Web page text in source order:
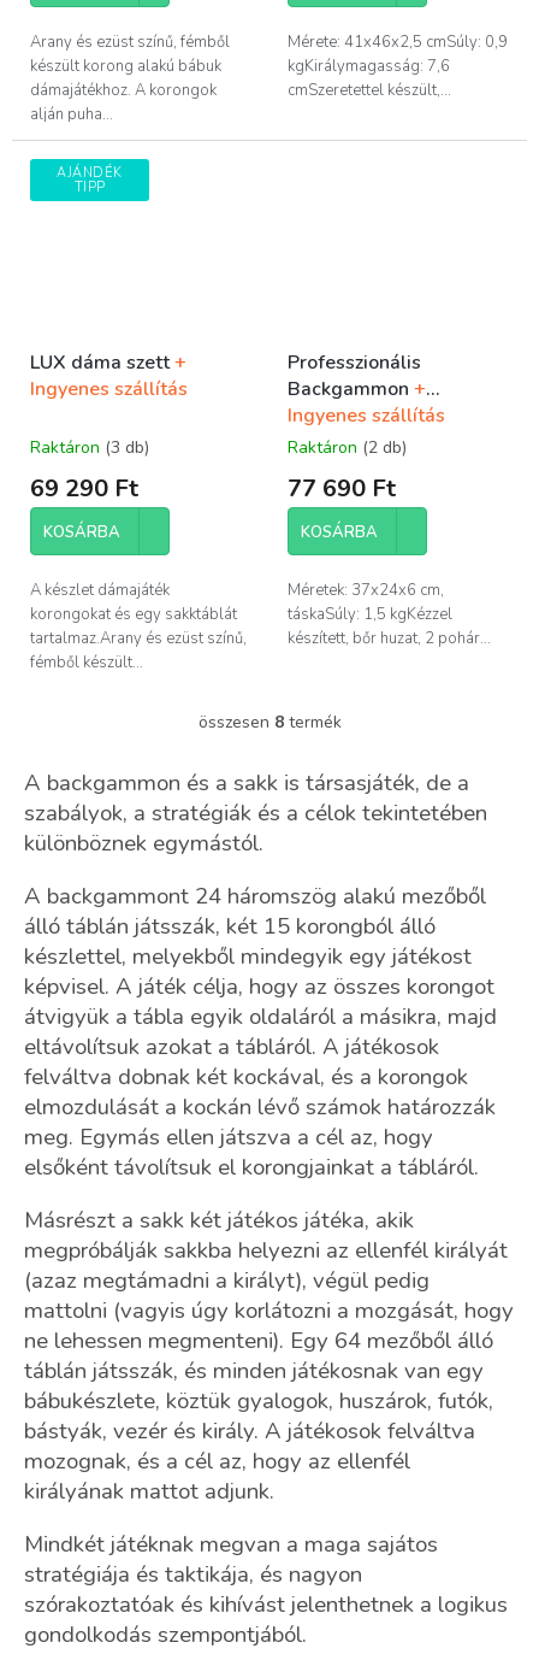
Arany és ezüst színű, fémből
készült korong alakú bábuk
dámajátékhoz. A korongok
alján puha...
Mérete: 41x46x2,5 cmSúly: 0,9
kgKirálymagasság: 7,6
cmSzeretettel készült,...
AJÁNDÉK
TIPP
LUX dáma szett+
Ingyenes szállítás
Raktáron (3 db)
69 290 Ft
KOSÁRBA
A készlet dámajáték
korongokat és egy sakktáblát
tartalmaz.Arany és ezüst színű,
fémből készült...
Professzionális
Backgammon +
Ingyenes szállítás
Raktáron (2 db)
77 690 Ft
KOSÁRBA
Méretek: 37x24x6 cm,
táskaSúly: 1,5 kgKézzel
készített, bőr huzat, 2 pohár...
L
s
a
á
n
y
í
t
á
s
e
l
e
m
e
i
összesen 8termék
A backgammon és a sakk is társasjáték, de a
szabályok, a stratégiák és a célok tekintetében
különböznek egymástól.
A backgammont 24 háromszög alakú mezőből
álló táblán játsszák, két 15 korongból álló
készlettel, melyekből mindegyik egy játékost
képvisel. A játék célja, hogy az összes korongot
átvigyük a tábla egyik oldaláról a másikra, majd
eltávolítsuk azokat a tábláról. A játékosok
felváltva dobnak két kockával, és a korongok
elmozdulását a kockán lévő számok határozzák
meg. Egymás ellen játszva a cél az, hogy
elsőként távolítsuk el korongjainkat a tábláról.
Másrészt a sakk két játékos játéka, akik
megpróbálják sakkba helyezni az ellenfél királyát
(azaz megtámadni a királyt), végül pedig
mattolni (vagyis úgy korlátozni a mozgását, hogy
ne lehessen megmenteni). Egy 64 mezőből álló
táblán játsszák, és minden játékosnak van egy
bábukészlete, köztük gyalogok, huszárok, futók,
bástyák, vezér és király. A játékosok felváltva
mozognak, és a cél az, hogy az ellenfél
királyának mattot adjunk.
Mindkét játéknak megvan a maga sajátos
stratégiája és taktikája, és nagyon
szórakoztatóak és kihívást jelenthetnek a logikus
gondolkodás szempontjából.